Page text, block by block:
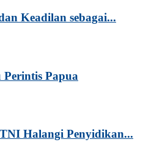
Keadilan sebagai...
Papua
Halangi Penyidikan...